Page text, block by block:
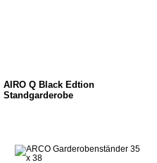
AIRO Q Black Edtion
Standgarderobe